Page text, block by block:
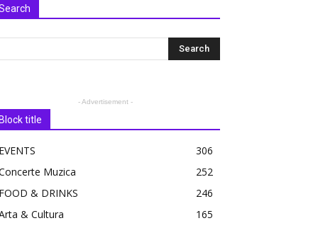
- Advertisement -
Block title
EVENTS
306
Muzica
252
FOOD & DRINKS
246
& Cultura
165